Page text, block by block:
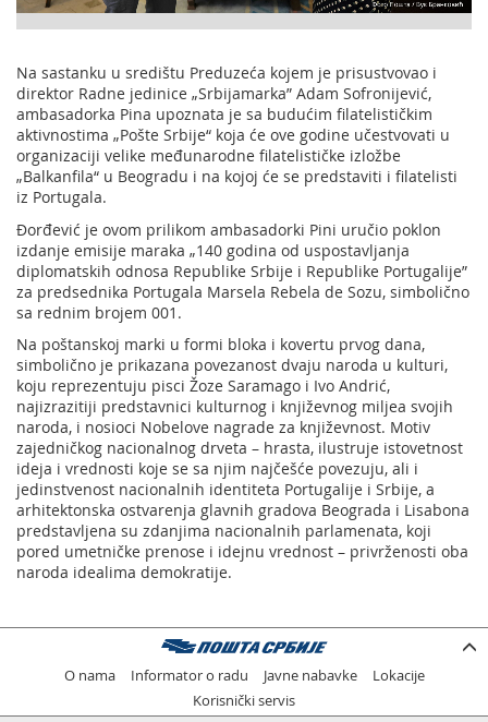
Na sastanku u središtu Preduzeća kojem je prisustvovao i
direktor Radne jedinice „Srbijamarka” Adam Sofronijević,
ambasadorka Pina upoznata je sa budućim filatelističkim
aktivnostima „Pošte Srbije“ koja će ove godine učestvovati u
organizaciji velike međunarodne filatelističke izložbe
„Balkanfila“ u Beogradu i na kojoj će se predstaviti i filatelisti
iz Portugala.
Đorđević je ovom prilikom ambasadorki Pini uručio poklon
izdanje emisije maraka „140 godina od uspostavljanja
diplomatskih odnosa Republike Srbije i Republike Portugalije”
za predsednika Portugala Marsela Rebela de Sozu, simbolično
sa rednim brojem 001.
Na poštanskoj marki u formi bloka i kovertu prvog dana,
simbolično je prikazana povezanost dvaju naroda u kulturi,
koju reprezentuju pisci Žoze Saramago i Ivo Andrić,
najizrazitiji predstavnici kulturnog i književnog miljea svojih
naroda, i nosioci Nobelove nagrade za književnost. Motiv
zajedničkog nacionalnog drveta – hrasta, ilustruje istovetnost
ideja i vrednosti koje se sa njim najčešće povezuju, ali i
jedinstvenost nacionalnih identiteta Portugalije i Srbije, a
arhitektonska ostvarenja glavnih gradova Beograda i Lisabona
predstavljena su zdanjima nacionalnih parlamenata, koji
pored umetničke prenose i idejnu vrednost – privrženosti oba
naroda idealima demokratije.
O nama Informator o radu Javne nabavke
Lokacije
Korisnički servis